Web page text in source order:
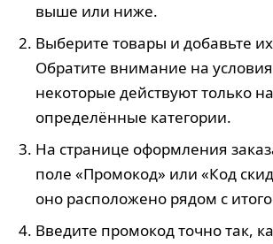
выше или ниже.
Выберите товары и добавьте
Обратите внимание на
некоторые действуют только на
определённые категории.
На странице оформления
поле «Промокод» или «Код
оно расположено рядом с
Введите промокод точно так,